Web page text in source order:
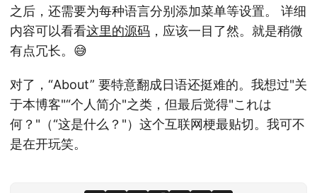
之后，还需要为每种语言分别添加菜单等设置。 详细
内容可以看看这里的源码 ，应该一目了然。就是稍微
有点冗长。😅
对了，“About” 要特意翻成日语还挺难的。我想过"关
于本博客"“个人简介"之类，但最后觉得"これは
何？"（“这是什么？"）这个互联网梗最贴切。我可不
是在开玩笑。